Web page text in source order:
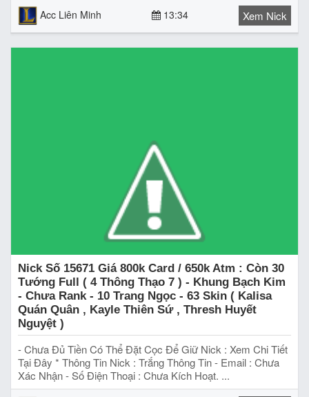
Acc Liên Minh 13:34 Xem Nick
Nick Số 15671 Giá 800k Card / 650k Atm : Còn 30
Tướng Full ( 4 Thông Thạo 7 ) - Khung Bạch Kim
- Chưa Rank - 10 Trang Ngọc - 63 Skin ( Kalisa
Quán Quân , Kayle Thiên Sứ , Thresh Huyết
Nguyệt )
- Chưa Đủ Tiền Có Thể Đặt Cọc Để Giữ Nick : Xem Chi Tiết
Tại Đây * Thông Tin Nick : Trắng Thông Tin - Email : Chưa
Xác Nhận - Số Điện Thoại : Chưa Kích Hoạt. ...